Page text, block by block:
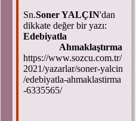
Sn.Soner YALÇIN'dan
dikkate değer bir yazı:
Edebiyatla
Ahmaklaştırma
https://www.sozcu.com.tr/
2021/yazarlar/soner-yalcin
/edebiyatla-ahmaklastirma
-6335565/